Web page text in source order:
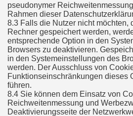
pseudonymer
Rahmen dieser
8.3 Falls die Nutzer nicht möchten,
Rechner gespeichert werden,
entsprechende Option in den
Browsers zu deaktivieren.
in den Systemeinstellungen des
werden. Der Ausschluss von
Funktionseinschränkungen dieses
führen.
8.4 Sie können dem Einsatz von
Reichweitenmessung und
Deaktivierungsseite der